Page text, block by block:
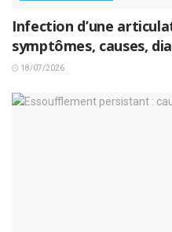
Infection d’une
symptômes, causes,
18/07/2026